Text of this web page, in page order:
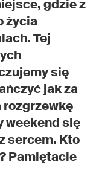
gdzie z
życia
Tej
się
jak za
rozgrzewkę
weekend się
sercem. Kto
Pamiętacie